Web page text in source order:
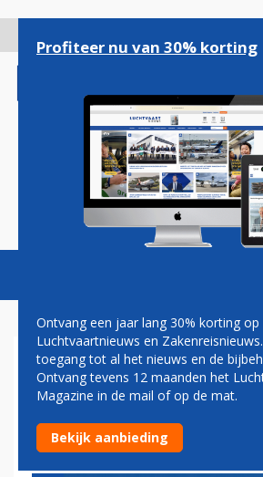
gaan
Magazine Podcasts
AIR FRANCE-KLM
AANKOOP BELANG IN
NOODLIJDEND SAS
Profiteer nu van 30% korting
Ontvang een jaar lang 30% korting
Luchtvaartnieuws en
toegang tot al het nieuws en de
Ontvang tevens 12 maanden het
Magazine in de mail of op de mat.
Bekijk aanbieding